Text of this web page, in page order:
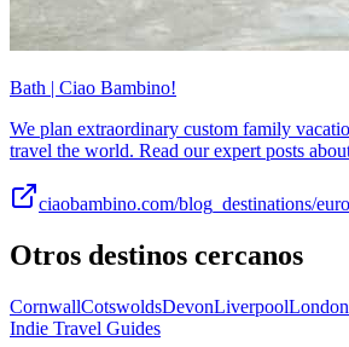
Bath | Ciao Bambino!
We plan extraordinary custom family
travel the world. Read our expert posts
ciaobambino.com/blog_destinations/
Otros destinos cercanos
CornwallCotswoldsDevonLiverpoolLondon
Indie Travel Guides